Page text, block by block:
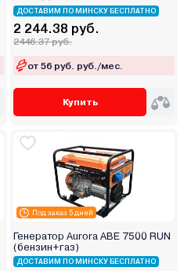
ДОСТАВИМ ПО МИНСКУ БЕСПЛАТНО
2 244.38 руб.
2446.37 руб.
от 56 руб. руб./мес.
Купить
Под заказ 5 дней
Генератор Aurora ABE 7500 RUN
(бензин+газ)
ДОСТАВИМ ПО МИНСКУ БЕСПЛАТНО